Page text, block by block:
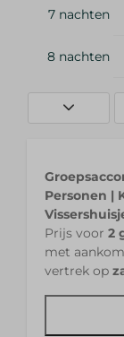
7 nachten
8 nachten
Personen |
Prijs voor 2
met
vertrek op